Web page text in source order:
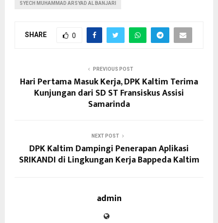
SYECH MUHAMMAD ARSYAD AL BANJARI
SHARE 0
PREVIOUS POST
Hari Pertama Masuk Kerja, DPK Kaltim Terima
Kunjungan dari SD ST Fransiskus Assisi
Samarinda
NEXT POST
DPK Kaltim Dampingi Penerapan Aplikasi
SRIKANDI di Lingkungan Kerja Bappeda Kaltim
admin